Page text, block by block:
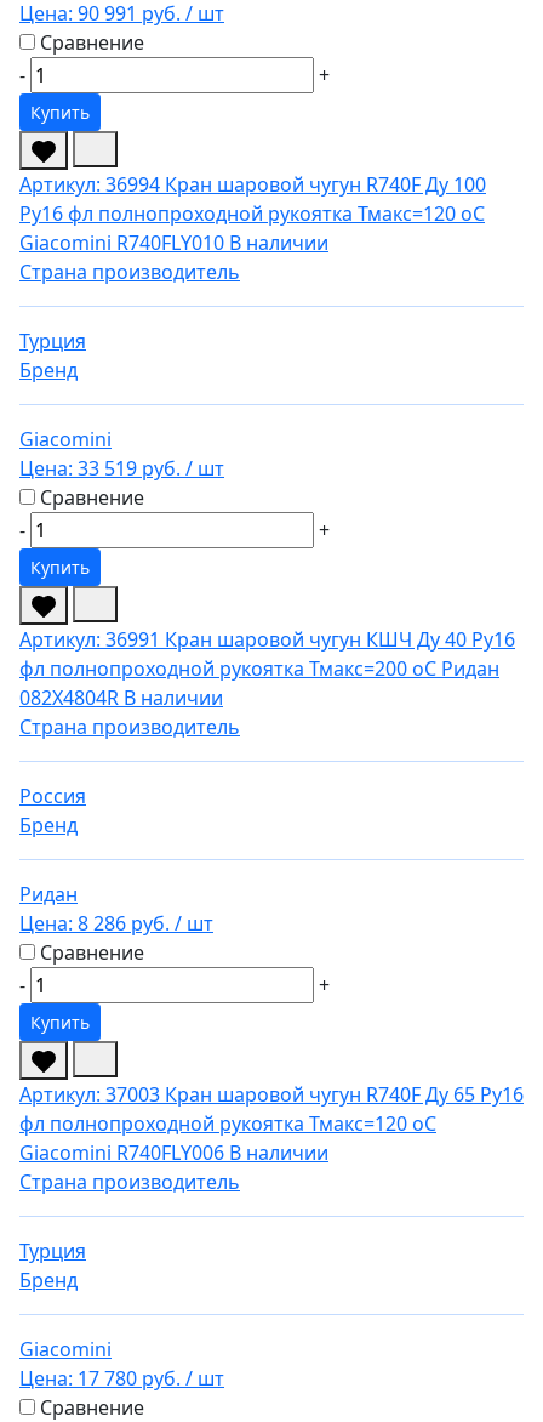
Цена: 90 991 руб. / шт
Сравнение
-
+
Купить
Артикул: 36994 Кран шаровой чугун R740F Ду 100
Ру16 фл полнопроходной рукоятка Тмакс=120 оС
Giacomini R740FLY010 В наличии
Страна производитель
Турция
Бренд
Giacomini
Цена: 33 519 руб. / шт
Сравнение
-
+
Купить
Артикул: 36991 Кран шаровой чугун КШЧ Ду 40 Ру16
фл полнопроходной рукоятка Тмакс=200 оС Ридан
082X4804R В наличии
Страна производитель
Россия
Бренд
Ридан
Цена: 8 286 руб. / шт
Сравнение
-
+
Купить
Артикул: 37003 Кран шаровой чугун R740F Ду 65 Ру16
фл полнопроходной рукоятка Тмакс=120 оС
Giacomini R740FLY006 В наличии
Страна производитель
Турция
Бренд
Giacomini
Цена: 17 780 руб. / шт
Сравнение